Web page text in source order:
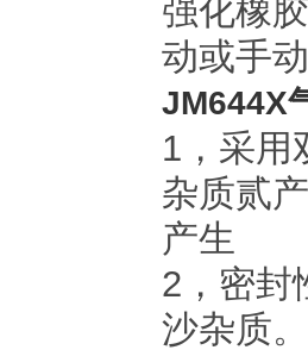
强化橡
动或手
JM644X
1，采用
杂质贰
产生
2，密封
沙杂质。